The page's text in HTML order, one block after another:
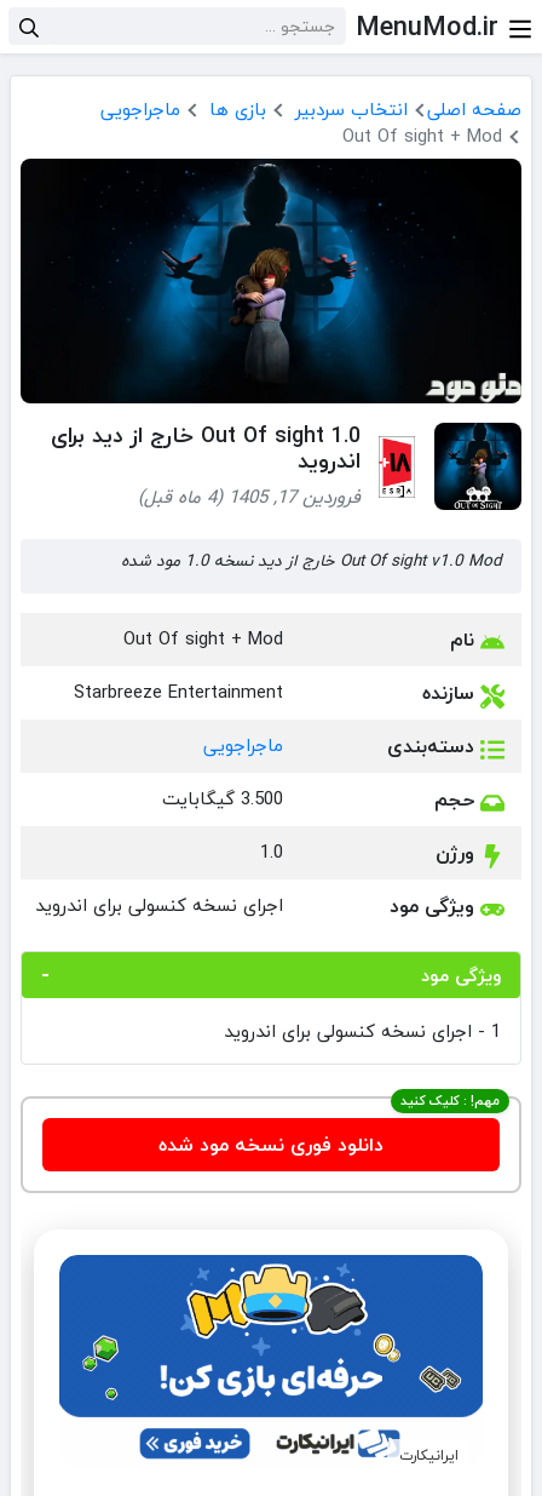
MenuMod.ir
صفحه اصلی انتخاب سردبیر بازی ها
ماجراجویی
Out Of sight + Mod
Out Of sight 1.0 خارج از دید برای
اندروید
فروردین 17, 1405 (4 ماه قبل)
Out Of sight v1.0 Mod خارج از دید نسخه 1.0 مود شده
نام Out Of sight + Mod
سازنده Starbreeze Entertainment
دسته‌بندی ماجراجویی
حجم 3.500 گیگابایت
ورژن 1.0
ویژگی مود اجرای نسخه کنسولی برای اندروید
ویژگی مود
1 - اجرای نسخه کنسولی برای اندروید
مهم! : کلیک کنید
دانلود فوری نسخه مود شده
ایرانیکارت